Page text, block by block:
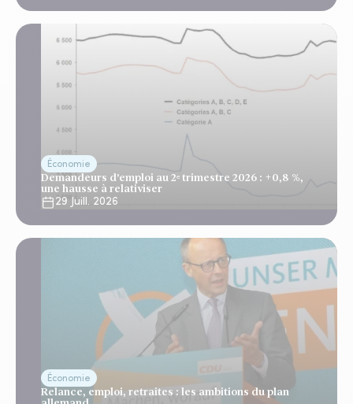
Économie
Demandeurs d'emploi au 2ᵉ trimestre 2026 : +0,8 %,
une hausse à relativiser
29 Juill. 2026
Économie
Relance, emploi, retraites : les ambitions du plan